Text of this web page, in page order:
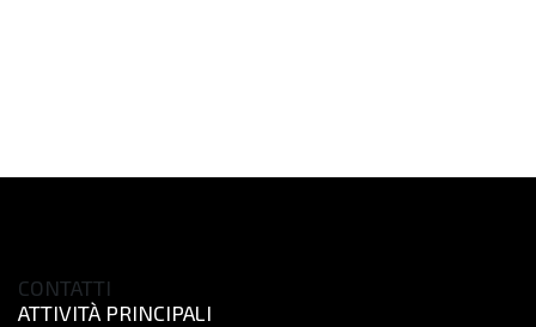
CONTATTI
ATTIVITÀ PRINCIPALI